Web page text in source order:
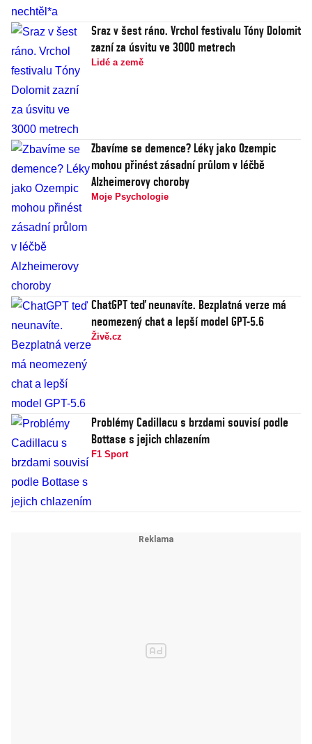
Sraz v šest ráno. Vrchol festivalu Tóny Dolomit
zazní za úsvitu ve 3000 metrech
Lidé a země
Zbavíme se demence? Léky jako Ozempic
mohou přinést zásadní průlom v léčbě
Alzheimerovy choroby
Moje Psychologie
ChatGPT teď neunavíte. Bezplatná verze má
neomezený chat a lepší model GPT-5.6
Živě.cz
Problémy Cadillacu s brzdami souvisí podle
Bottase s jejich chlazením
F1 Sport